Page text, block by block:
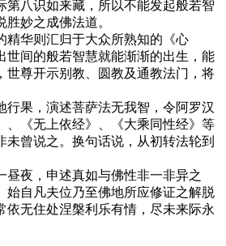
八识如来藏，所以不能发起般若智
妙之成佛法道。
精华则汇归于大众所熟知的《心
世间的般若智慧就能渐渐的出生，能
世尊开示别教、圆教及通教法门，将
果，演述菩萨法无我智，令阿罗汉
、《无上依经》、《大乘同性经》等
曾说之。换句话说，从初转法轮到
夜，申述真如与佛性非一非异之
始自凡夫位乃至佛地所应修证之解脱
依无住处涅槃利乐有情，尽未来际永